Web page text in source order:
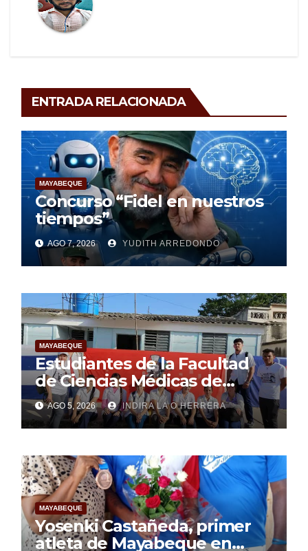
ENTRADA RELACIONADA
MAYABEQUE
Concurso “Fidel en nuestros
tiempos”
AGO 7, 2026 YUDITH ARREDONDO
MAYABEQUE
Estudiantes de la Facultad
de Ciencias Médicas de
Mayabeque realizan
pesquisa
AGO 5, 2026 INDIRA LA O HERRERA
MAYABEQUE
Yosenki Castañeda, primer
atleta de Mayabeque en